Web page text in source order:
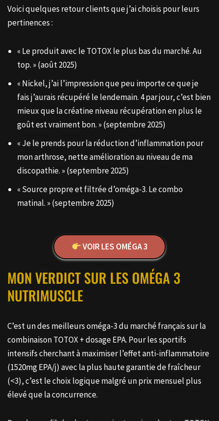
Voici quelques retour clients que j’ai choisis pour leurs
pertinences :
« Le produit avec le TOTOX le plus bas du marché. Au
top. » (août 2025)
« Nickel, j’ai l’impression que peu importe ce que je
fais j’aurais récupéré le lendemain. 4 par jour, c’est bien
mieux que la créatine niveau récupération en plus le
goût est vraiment bon. » (septembre 2025)
« Je le prends pour la réduction d’inflammation pour
mon arthrose, nette amélioration au niveau de ma
discopathie. » (septembre 2025)
« Source propre et filtrée d’oméga-3. Le combo
matinal. » (septembre 2025)
VOIR LES OMÉGA 3
MON VERDICT SUR LES OMÉGA 3
NUTRIMUSCLE
C’est un des meilleurs oméga-3 du marché français sur la
combinaison TOTOX + dosage EPA. Pour les sportifs
intensifs cherchant à maximiser l’effet anti-inflammatoire
(1520mg EPA/j) avec la plus haute garantie de fraîcheur
(<3), c’est le choix logique malgré un prix mensuel plus
élevé que la concurrence.